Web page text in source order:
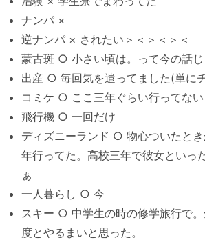
ナンパ ×
逆ナンパ × されたい＞＜＞＜＞＜
蒙古斑 ○ 小さい頃は。って今の話じ
出産 ○ 毎回気を遣ってました(単に
コミケ ○ ここ三年ぐらい行ってない
飛行機 ○ 一回だけ
ディズニーランド ○ 物心ついたと
年行ってた。高校三年で彼女といっ
ぁ
一人暮らし ○ 今
スキー ○ 中学生の時の修学旅行で
度とやるまいと思った。